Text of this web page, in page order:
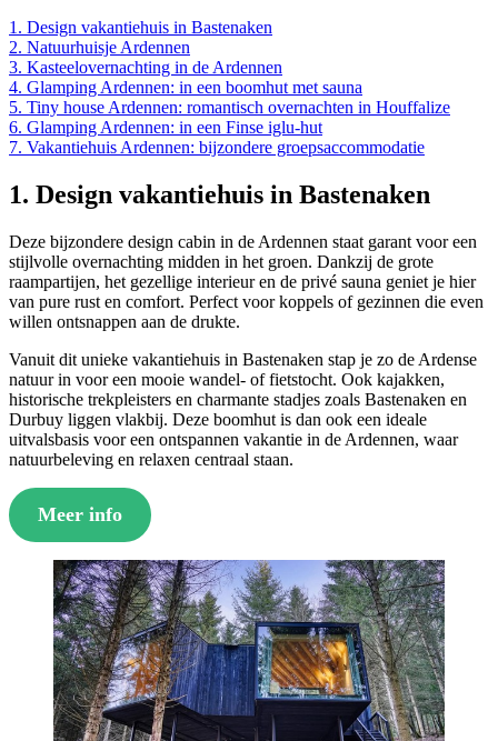
1. Design vakantiehuis in Bastenaken
2. Natuurhuisje Ardennen
3. Kasteelovernachting in de Ardennen
4. Glamping Ardennen: in een boomhut met sauna
5. Tiny house Ardennen: romantisch overnachten in Houffalize
6. Glamping Ardennen: in een Finse iglu-hut
7. Vakantiehuis Ardennen: bijzondere groepsaccommodatie
1. Design vakantiehuis in Bastenaken
Deze bijzondere design cabin in de Ardennen staat garant voor een
stijlvolle overnachting midden in het groen. Dankzij de grote
raampartijen, het gezellige interieur en de privé sauna geniet je hier
van pure rust en comfort. Perfect voor koppels of gezinnen die even
willen ontsnappen aan de drukte.
Vanuit dit unieke vakantiehuis in Bastenaken stap je zo de Ardense
natuur in voor een mooie wandel- of fietstocht. Ook kajakken,
historische trekpleisters en charmante stadjes zoals Bastenaken en
Durbuy liggen vlakbij. Deze boomhut is dan ook een ideale
uitvalsbasis voor een ontspannen vakantie in de Ardennen, waar
natuurbeleving en relaxen centraal staan.
Meer info